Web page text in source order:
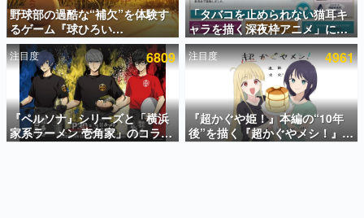
インタビュー
連載・特集一覧
殿堂入り記事
SNS拡散数が数千以上！ ページビュー数万以上！ などな
ど。多くの人々に読まれた、電ファミ渾身の“殿堂入り”記
事をまとめました。
野球部の過酷な“補欠”を体験す
るゲーム『球ひろい
Simulator』が「1件」のウィッ
シュリストをもとにチェコ語に
対応しSNSで話題に。『キング
ダム・カム』開発元やチェコの
プロ野球選手から称賛の声
「タバコを止められない猫耳キ
ャラを描く深夜枠アニメ」に視
聴者の一部から批判意見。違法
薬物の使用と思しき描写も含め
て、BPOが議論を交わす
注目度 6809
『ペルソナ』シリーズと「横浜
家系ラーメン 壱角家」のコラボ
が8月21日から開催。”はがく
注目度 4961
『超かぐや姫！』本編の“10年
後”を描く『超かぐやメシ！』
Web連載決定。新たなWebマン